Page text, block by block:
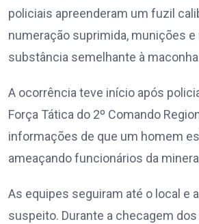
policiais apreenderam um fuzil
numeração suprimida, munições e
substância semelhante à
A ocorrência teve início após
Força Tática do 2º Comando
informações de que um homem
ameaçando funcionários da
As equipes seguiram até o local e
suspeito. Durante a checagem